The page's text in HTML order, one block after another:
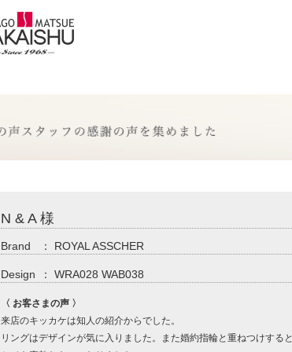
N & A 様
Brand ： ROYAL ASSCHER
Design ： WRA028 WAB038
〈 お客さまの声 〉
来店のキッカケは知人の紹介からでした。
リングはデザインが気に入りました。また婚約指輪と重ねつけすると